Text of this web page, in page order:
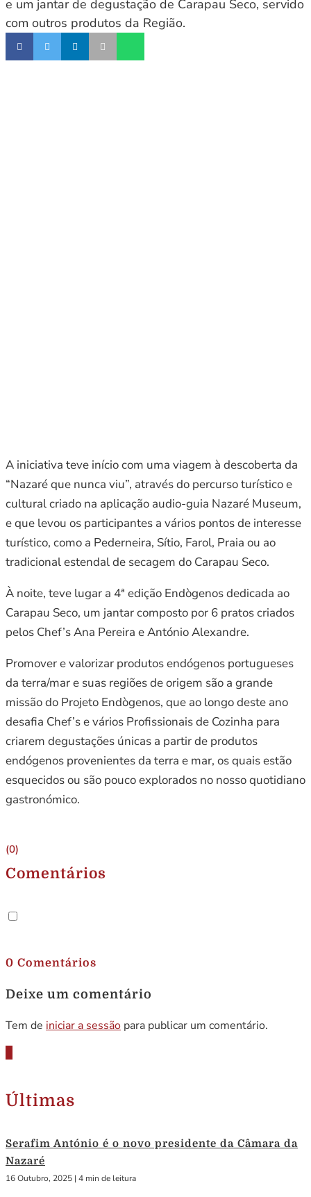
e um jantar de degustação de Carapau Seco, servido
com outros produtos da Região.
A iniciativa teve início com uma viagem à descoberta da
“Nazaré que nunca viu”, através do percurso turístico e
cultural criado na aplicação audio-guia Nazaré Museum,
e que levou os participantes a vários pontos de interesse
turístico, como a Pederneira, Sítio, Farol, Praia ou ao
tradicional estendal de secagem do Carapau Seco.
À noite, teve lugar a 4ª edição Endògenos dedicada ao
Carapau Seco, um jantar composto por 6 pratos criados
pelos Chef’s Ana Pereira e António Alexandre.
Promover e valorizar produtos endógenos portugueses
da terra/mar e suas regiões de origem são a grande
missão do Projeto Endògenos, que ao longo deste ano
desafia Chef’s e vários Profissionais de Cozinha para
criarem degustações únicas a partir de produtos
endógenos provenientes da terra e mar, os quais estão
esquecidos ou são pouco explorados no nosso quotidiano
gastronómico.
(0)
Comentários
0 Comentários
Deixe um comentário
Tem de iniciar a sessão para publicar um comentário.
Últimas
Serafim António é o novo presidente da Câmara da
Nazaré
16 Outubro, 2025 | 4 min de leitura